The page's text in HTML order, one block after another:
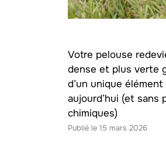
Votre pelouse
dense et plus verte
d’un unique
aujourd’hui (et sans
chimiques)
15 mars 2026